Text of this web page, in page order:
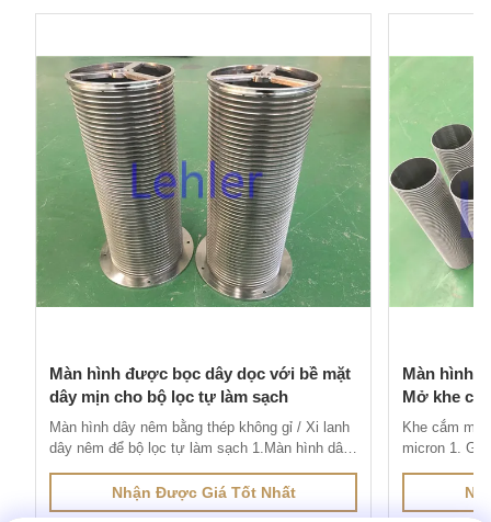
Màn hình được bọc dây dọc với bề mặt
dây mịn cho bộ lọc tự làm sạch
Màn hình dây nêm bằng thép không gỉ / Xi lanh
dây nêm để bộ lọc tự làm sạch 1.Màn hình dây
nêm bằng thép không gỉđược sản xuất thông
qua phương pháp hàn điện trở, dây có cấu hình
đặc biệt được hàn vào dây đỡ ở góc 90 độ.
Nhận Được Giá Tốt Nhất
Màn hình
Mở khe
Khe cắm
micron 1.
dây V được
hàn điện
hàn vào dây